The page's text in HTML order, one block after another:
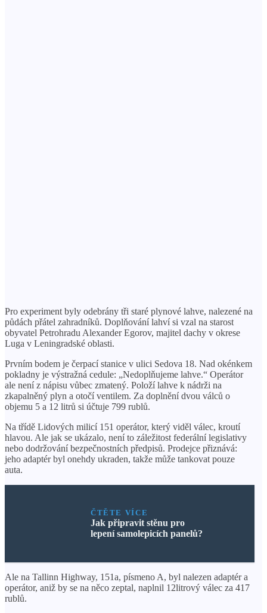
Pro experiment byly odebrány tři staré plynové lahve, nalezené na
půdách přátel zahradníků. Doplňování lahví si vzal na starost
obyvatel Petrohradu Alexander Egorov, majitel dachy v okrese
Luga v Leningradské oblasti.
Prvním bodem je čerpací stanice v ulici Sedova 18. Nad okénkem
pokladny je výstražná cedule: „Nedoplňujeme lahve.“ Operátor
ale není z nápisu vůbec zmatený. Položí lahve k nádrži na
zkapalněný plyn a otočí ventilem. Za doplnění dvou válců o
objemu 5 a 12 litrů si účtuje 799 rublů.
Na třídě Lidových milicí 151 operátor, který viděl válec, kroutí
hlavou. Ale jak se ukázalo, není to záležitost federální legislativy
nebo dodržování bezpečnostních předpisů. Prodejce přiznává:
jeho adaptér byl onehdy ukraden, takže může tankovat pouze
auta.
ČTĚTE VÍCE
Jak připravit stěnu pro
lepení samolepicích panelů?
Ale na Tallinn Highway, 151a, písmeno A, byl nalezen adaptér a
operátor, aniž by se na něco zeptal, naplnil 12litrový válec za 417
rublů.